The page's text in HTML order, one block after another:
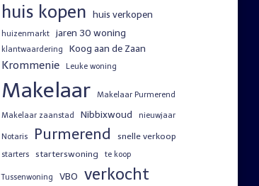
huis kopen huis verkopen
huizenmarkt jaren 30 woning
klantwaardering Koog aan de Zaan
Krommenie Leuke woning
Makelaar Makelaar Purmerend
Makelaar zaanstad Nibbixwoud nieuwjaar
Notaris Purmerend snelle verkoop
starters starterswoning te koop
Tussenwoning VBO verkocht